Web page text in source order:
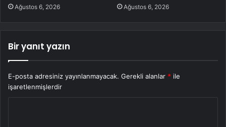
Ağustos 6, 2026 Ağustos 6, 2026
Bir yanıt yazın
E-posta adresiniz yayınlanmayacak. Gerekli alanlar * ile
işaretlenmişlerdir